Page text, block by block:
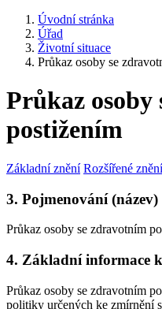
Úvodní stránka
Úřad
Životní situace
Průkaz osoby se
Průkaz osoby
postižením
Základní znění Rozšířené znění
3. Pojmenování
Průkaz osoby se zdravotním
4. Základní informace
Průkaz osoby se zdravotním
politiky určených ke zmírnění